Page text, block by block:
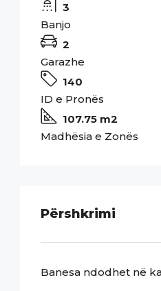
3
Banjo
2
Garazhe
140
ID e Pronës
107.75 m2
Madhësia e Zonës
Përshkrimi
Banesa ndodhet në